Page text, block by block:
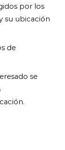
por los
su ubicación
de
se